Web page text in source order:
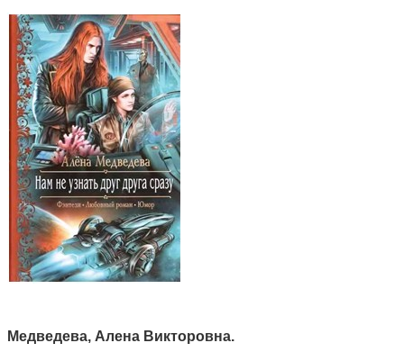
Медведева, Алена Викторовна.